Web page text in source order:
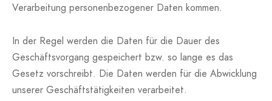
Verarbeitung personenbezogener Daten kommen.
In der Regel werden die Daten für die Dauer des
Geschäftsvorgang gespeichert bzw. so lange es das
Gesetz vorschreibt. Die Daten werden für die Abwicklung
unserer Geschäftstätigkeiten verarbeitet.